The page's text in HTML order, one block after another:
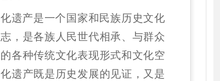
遗产是一个国家和民族历史文化
，是各族人民世代相承、与群众
各种传统文化表现形式和文化空
遗产既是历史发展的见证，又是